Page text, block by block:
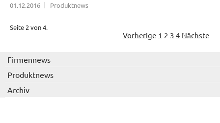
01.12.2016 Produktnews
Seite 2 von 4.
Vorherige 1 2 3 4 Nächste
Firmennews
Produktnews
Archiv